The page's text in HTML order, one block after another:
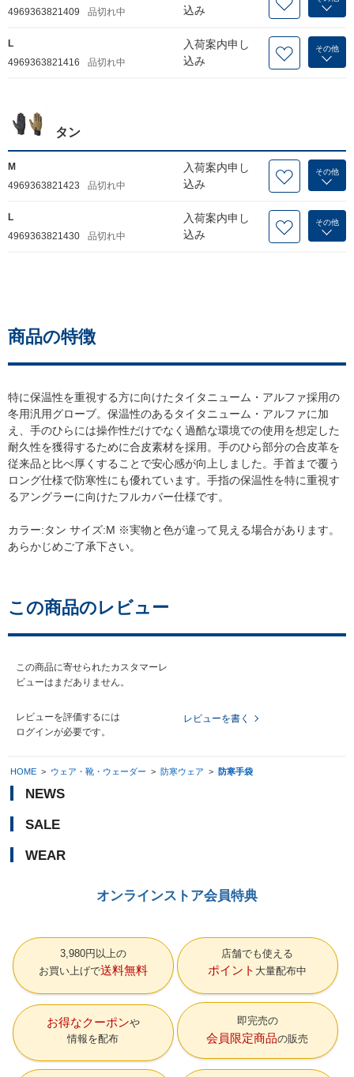
4969363821409 品切れ中 込み
L
4969363821416
品切れ中
入荷案内申し
込み
その他
タン
M
4969363821423
品切れ中
入荷案内申し
込み
その他
L
4969363821430
品切れ中
入荷案内申し
込み
その他
商品の特徴
特に保温性を重視する方に向けたタイタニューム・アルファ採用の
冬用汎用グローブ。保温性のあるタイタニューム・アルファに加
え、手のひらには操作性だけでなく過酷な環境での使用を想定した
耐久性を獲得するために合皮素材を採用。手のひら部分の合皮革を
従来品と比べ厚くすることで安心感が向上しました。手首まで覆う
ロング仕様で防寒性にも優れています。手指の保温性を特に重視す
るアングラーに向けたフルカバー仕様です。
カラー:タン サイズ:M ※実物と色が違って見える場合があります。
あらかじめご了承下さい。
この商品のレビュー
この商品に寄せられたカスタマーレ
ビューはまだありません。
レビューを評価するには
ログインが必要です。
レビューを書く
HOME > ウェア・靴・ウェーダー > 防寒ウェア > 防寒手袋
NEWS
SALE
WEAR
オンラインストア会員特典
3,980円以上の
お買い上げで送料無料
店舗でも使える
ポイント 大量配布中
お得なクーポン
情報を配布
即完売の
会員限定商品の販売